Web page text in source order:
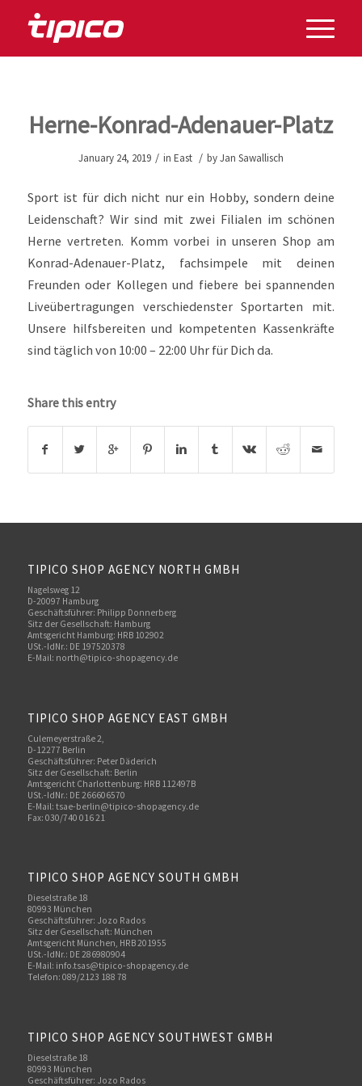
Herne-Konrad-Adenauer-Platz
January 24, 2019 / in East / byJan Sawallisch
Sport ist für dich nicht nur ein Hobby, sondern deine
Leidenschaft? Wir sind mit zwei Filialen im schönen
Herne vertreten. Komm vorbei in unseren Shop am
Konrad-Adenauer-Platz, fachsimpele mit deinen
Freunden oder Kollegen und fiebere bei spannenden
Liveübertragungen verschiedenster Sportarten mit.
Unsere hilfsbereiten und kompetenten Kassenkräfte
sind täglich von 10:00 – 22:00 Uhr für Dich da.
Share this entry
TIPICO SHOP AGENCY NORTH GMBH
Nagelsweg 12
D-20097 Hamburg
Geschäftsführer: Philipp Donnerberg
Sitz der Gesellschaft: Hamburg
Amtsgericht Hamburg: HRB 102902
USt.-IdNr.: DE 197520378
E-Mail: north@tipico-shopagency.de
TIPICO SHOP AGENCY EAST GMBH
Culemeyerstraße 2,
D-12277 Berlin
Geschäftsführer: Peter Däderich
Sitz der Gesellschaft: Berlin
Amtsgericht Charlottenburg: HRB 112497B
USt.-IdNr.: DE 266606570
E-Mail: tsae-berlin@tipico-shopagency.de
Fax: 030/740 016 21
TIPICO SHOP AGENCY SOUTH GMBH
Dieselstraße 18
80993 München
Geschäftsführer: Jozo Rados
Sitz der Gesellschaft: München
Amtsgericht München, HRB 201955
USt.-IdNr.: DE 286980904
E-Mail: info.tsas@tipico-shopagency.de
Telefon: 089/2123 188 78
TIPICO SHOP AGENCY SOUTHWEST GMBH
Dieselstraße 18
80993 München
Geschäftsführer: Jozo Rados